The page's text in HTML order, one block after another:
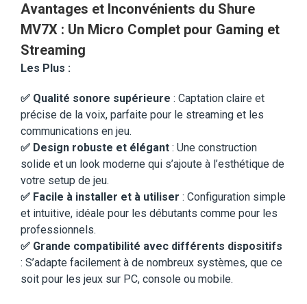
Avantages et Inconvénients du Shure
MV7X : Un Micro Complet pour Gaming et
Streaming
Les Plus :
✅ Qualité sonore supérieure : Captation claire et
précise de la voix, parfaite pour le streaming et les
communications en jeu.
✅ Design robuste et élégant : Une construction
solide et un look moderne qui s’ajoute à l’esthétique de
votre setup de jeu.
✅ Facile à installer et à utiliser : Configuration simple
et intuitive, idéale pour les débutants comme pour les
professionnels.
✅ Grande compatibilité avec différents dispositifs
: S’adapte facilement à de nombreux systèmes, que ce
soit pour les jeux sur PC, console ou mobile.